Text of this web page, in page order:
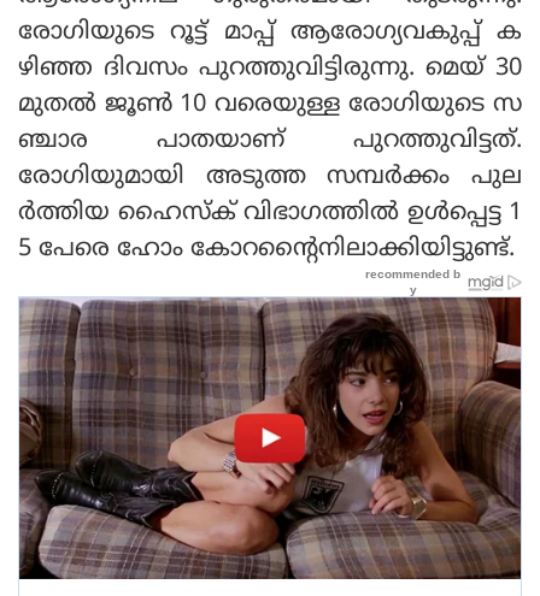
രോഗിയുടെ റൂട്ട് മാപ്പ് ആരോഗ്യവകുപ്പ് ക
ഴിഞ്ഞ ദിവസം പുറത്തുവിട്ടിരുന്നു. മെയ് 30
മുതല്‍ ജൂണ്‍ 10 വരെയുള്ള രോഗിയുടെ സ
ഞ്ചാര പാതയാണ് പുറത്തുവിട്ടത്.
രോഗിയുമായി അടുത്ത സമ്പര്‍ക്കം പുല
ര്‍ത്തിയ ഹൈസ്‌ക് വിഭാഗത്തില്‍ ഉള്‍പ്പെട്ട 1
5 പേരെ ഹോം കോറന്റൈനിലാക്കിയിട്ടുണ്ട്.